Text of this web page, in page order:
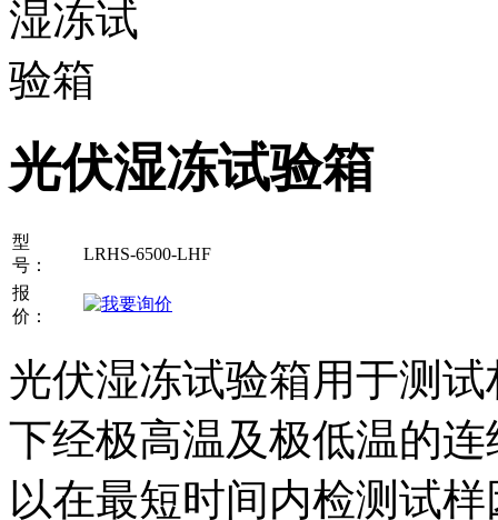
光伏湿冻试验箱
型
号：
LRHS-6500-LHF
报
价：
光伏湿冻试验箱用于测
下经极高温及极低温的
以在最短时间内检测试